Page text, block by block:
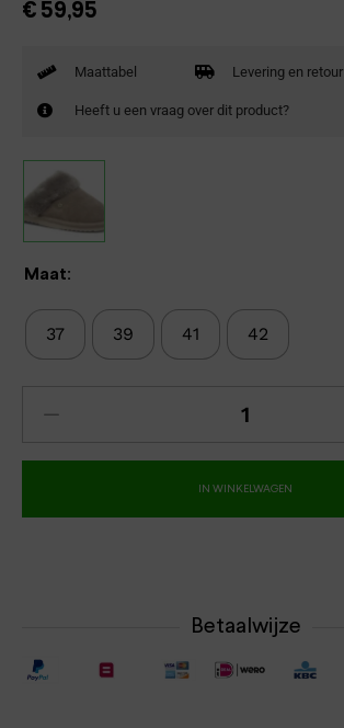
€ 59,95
Maattabel Levering en retour
Heeft u een vraag over dit product?
Maat:
37 39 41 42
IN WINKELWAGEN
Betaalwijze